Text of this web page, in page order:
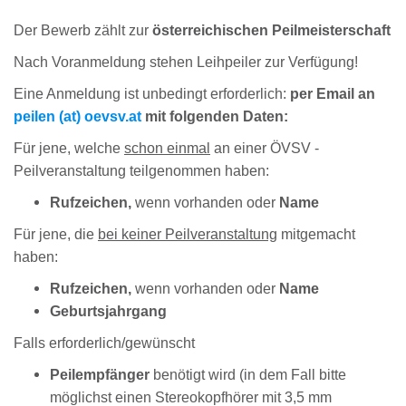
Der Bewerb zählt zur österreichischen Peilmeisterschaft
Nach Voranmeldung stehen Leihpeiler zur Verfügung!
Eine Anmeldung ist unbedingt erforderlich: per Email an
peilen (at) oevsv.at mit folgenden Daten:
Für jene, welche schon einmal an einer ÖVSV -
Peilveranstaltung teilgenommen haben:
Rufzeichen, wenn vorhanden oder Name
Für jene, die bei keiner Peilveranstaltung mitgemacht
haben:
Rufzeichen, wenn vorhanden oder Name
Geburtsjahrgang
Falls erforderlich/gewünscht
Peilempfänger benötigt wird (in dem Fall bitte
möglichst einen Stereokopfhörer mit 3,5 mm